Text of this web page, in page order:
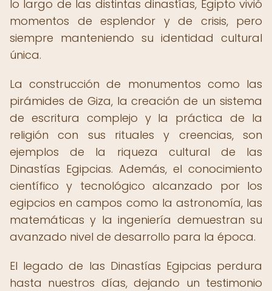
lo largo de las distintas dinastías, Egipto vivió
momentos de esplendor y de crisis, pero
siempre manteniendo su identidad cultural
única.
La construcción de monumentos como las
pirámides de Giza, la creación de un sistema
de escritura complejo y la práctica de la
religión con sus rituales y creencias, son
ejemplos de la riqueza cultural de las
Dinastías Egipcias. Además, el conocimiento
científico y tecnológico alcanzado por los
egipcios en campos como la astronomía, las
matemáticas y la ingeniería demuestran su
avanzado nivel de desarrollo para la época.
El legado de las Dinastías Egipcias perdura
hasta nuestros días, dejando un testimonio